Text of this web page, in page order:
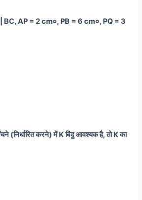
|| BC, AP = 2 cm०, PB = 6 cm०, PQ = 3
(निर्धारित करने) में K बिंदु आवश्यक है, तो K का